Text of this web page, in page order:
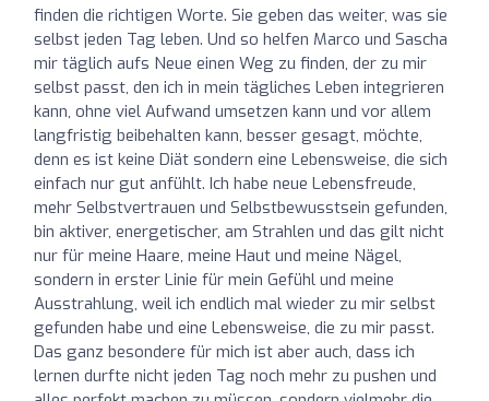
finden die richtigen Worte. Sie geben das weiter, was sie
selbst jeden Tag leben. Und so helfen Marco und Sascha
mir täglich aufs Neue einen Weg zu finden, der zu mir
selbst passt, den ich in mein tägliches Leben integrieren
kann, ohne viel Aufwand umsetzen kann und vor allem
langfristig beibehalten kann, besser gesagt, möchte,
denn es ist keine Diät sondern eine Lebensweise, die sich
einfach nur gut anfühlt. Ich habe neue Lebensfreude,
mehr Selbstvertrauen und Selbstbewusstsein gefunden,
bin aktiver, energetischer, am Strahlen und das gilt nicht
nur für meine Haare, meine Haut und meine Nägel,
sondern in erster Linie für mein Gefühl und meine
Ausstrahlung, weil ich endlich mal wieder zu mir selbst
gefunden habe und eine Lebensweise, die zu mir passt.
Das ganz besondere für mich ist aber auch, dass ich
lernen durfte nicht jeden Tag noch mehr zu pushen und